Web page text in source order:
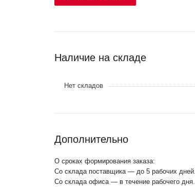
Наличие на складе
Нет складов
Дополнительно
О сроках формирования заказа:
Со склада поставщика — до 5 рабочих дней.
Со склада офиса — в течение рабочего дня.